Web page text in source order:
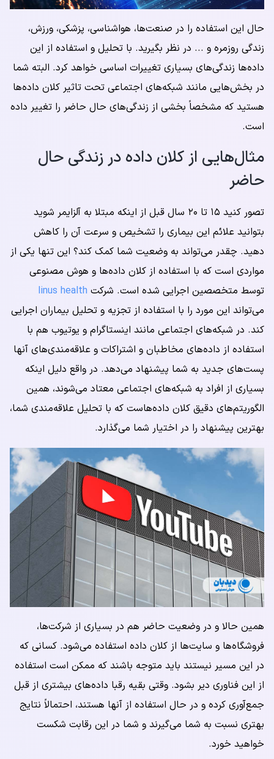
حال این استفاده را در صنعت‌ها، هواشناسی، پزشکی، ورزش،
زندگی روزمره و ... در نظر بگیرید. با تحلیل و استفاده از این
داده‌ها زندگی‌های بسیاری تغییرات اساسی خواهد کرد. البته شما
در بخش‌هایی مانند شبکه‌های اجتماعی تحت تاثیر کلان داده‌ها
هستید که مشخصاً بخشی از زندگی‌های حال حاضر را تغییر داده
است.
مثال‌هایی از کلان داده در زندگی حال
حاضر
تصور کنید ۱۵ تا ۲۰ سال قبل از اینکه مبتلا به آلزایمر شوید
بتوانید علائم این بیماری را تشخیص و سرعت آن را کاهش
دهید. چقدر می‌تواند به وضعیت شما کمک کند؟ این تنها یکی از
مواردی است که با استفاده از کلان داده‌ها و هوش مصنوعی
توسط متخصصین اجرایی شده است. شرکت linus health
می‌تواند این مورد را با استفاده از تجزیه و تحلیل بیماران اجرایی
کند. در شبکه‌های اجتماعی مانند اینستاگرام و یوتیوب هم با
استفاده از داده‌های مخاطبان و اشتراکات و علاقه‌مندی‌های آنها
پست‌های جدید به شما پیشنهاد می‌دهد. در واقع دلیل اینکه
بسیاری از افراد به شبکه‌های اجتماعی معتاد می‌شوند، همین
الگوریتم‌های دقیق کلان داده‌هاست که با تحلیل علاقه‌مندی شما،
بهترین پیشنهاد را در اختیار شما می‌گذارد.
همین حالا و در وضعیت حاضر هم در بسیاری از شرکت‌ها،
فروشگاه‌ها و سایت‌ها از کلان داده استفاده می‌شود. کسانی که
در این مسیر نیستند باید متوجه باشند که ممکن است استفاده
از این فناوری دیر بشود. وقتی بقیه رقبا داده‌های بیشتری از قبل
جمع‌آوری کرده و در حال استفاده از آنها هستند، احتمالاً نتایج
بهتری نسبت به شما می‌گیرند و شما در این رقابت شکست
خواهید خورد.